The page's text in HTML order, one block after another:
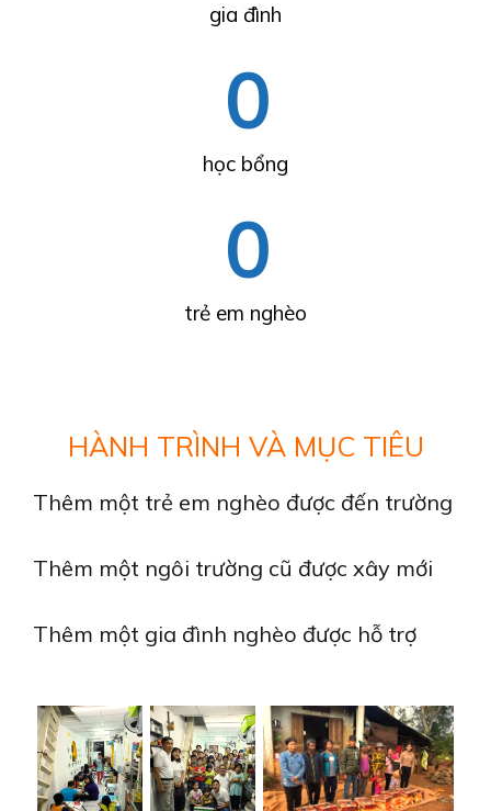
gia đình
học bổng
0
trẻ em nghèo
0
HÀNH TRÌNH VÀ MỤC TIÊU
Thêm một trẻ em nghèo được đến trường
Thêm một ngôi trường cũ được xây mới
Thêm một gia đình nghèo được hỗ trợ